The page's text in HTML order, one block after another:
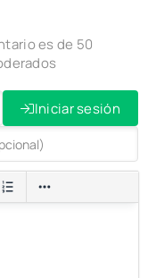
es de 50
Iniciar sesión